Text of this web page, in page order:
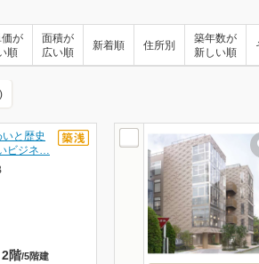
が
順
面積が
広い順
新着順 住所別
築年数が
新しい順
と歴史
ビジネ…
2階/5階建